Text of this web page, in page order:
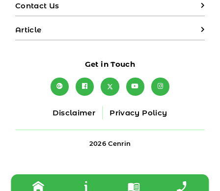
Contact Us
Article
Get in Touch
Disclaimer Privacy Policy
2026 Cenrin